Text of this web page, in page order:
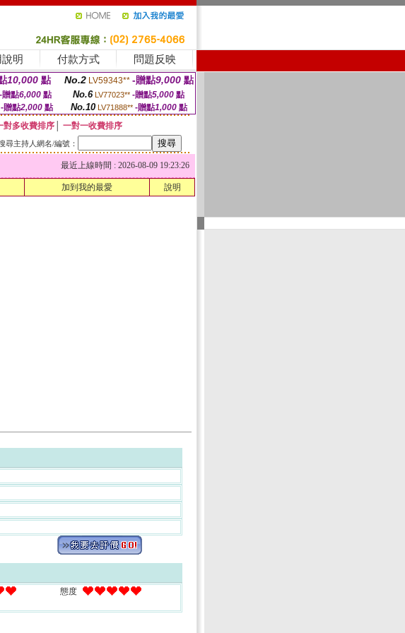
明 付款方式 問題反映
10,000 點 No.2 LV59343** -贈點9,000 點
-贈點6,000點 No.6 LV77023** -贈點5,000點
-贈點2,000點 No.10 LV71888** -贈點1,000 點
對多收費排序
一對一收費排序
尋主持人網名/編號：
最近上線時間 : 2026-08-09 19:23:26
加到我的最愛 說明
態度